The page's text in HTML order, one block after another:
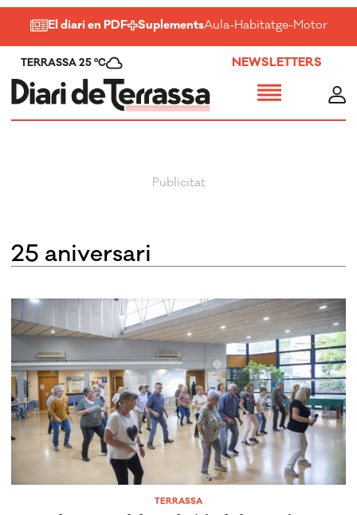
El diari en PDF SuplementsAula-Habitatge-Motor-
TERRASSA 25 ºC NEWSLETTERS
25 aniversari
TERRASSA